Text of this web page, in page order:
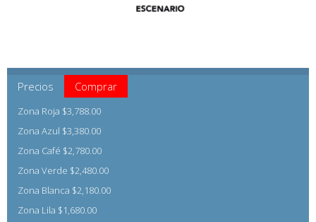
Precios Comprar
Zona Roja $3,788.00
Zona Azul $3,380.00
Zona Café $2,780.00
Zona Verde $2,480.00
Zona Blanca $2,180.00
Zona Lila $1,680.00